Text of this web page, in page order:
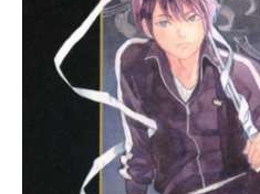
アの復讐
復讐す
そして、
嘘」、そ
かに──
作…最終
子】